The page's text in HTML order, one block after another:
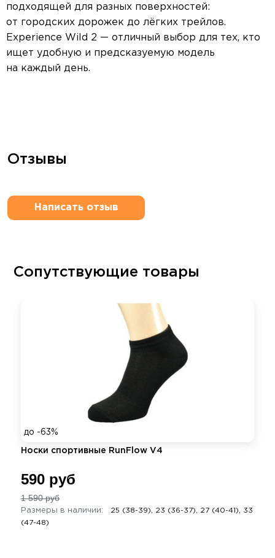
подходящей для разных поверхностей:
от городских дорожек до лёгких трейлов.
Experience Wild 2 — отличный выбор для тех, кто
ищет удобную и предсказуемую модель
на каждый день.
Отзывы
Написать отзыв
Сопутствующие товары
до -63%
Носки спортивные RunFlow V4
590 руб
1 590 руб
Размеры в наличии:
25 (38-39), 23 (36-37), 27 (40-41), 33
(47-48)